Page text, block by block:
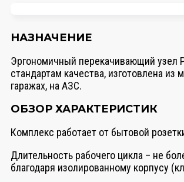
НАЗНАЧЕНИЕ
Эргономичный перекачивающий узел
стандартам качества, изготовлена
гаражах, на АЗС.
ОБЗОР ХАРАКТЕРИСТИК
Комплекс работает от бытовой
Длительность рабочего цикла – не
благодаря изолированному корпусу